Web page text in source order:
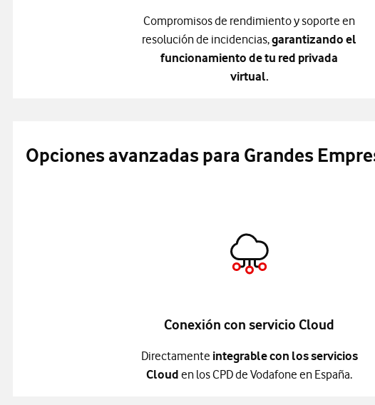
Compromisos de rendimiento y soporte en
resolución de incidencias,garantizando el
funcionamiento de tu red privada
virtual.
Opciones avanzadas para Grandes
Conexión con servicio Cloud
Directamente integrable con los servicios
Cloud en los CPD de Vodafone en España.